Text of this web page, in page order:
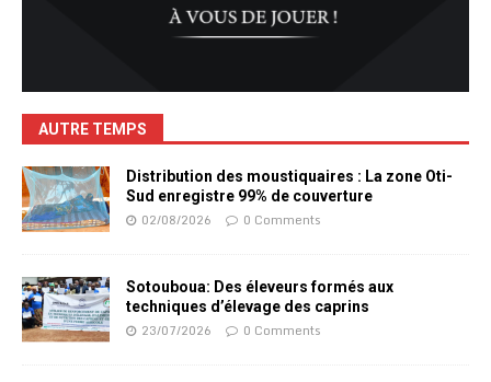
AUTRE TEMPS
Distribution des moustiquaires : La zone Oti-
Sud enregistre 99% de couverture
02/08/2026 0 Comments
Sotouboua: Des éleveurs formés aux
techniques d’élevage des caprins
23/07/2026 0 Comments